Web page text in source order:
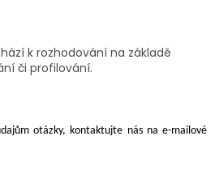
k rozhodování na základě
či profilování.
otázky, kontaktujte nás na e-mailové